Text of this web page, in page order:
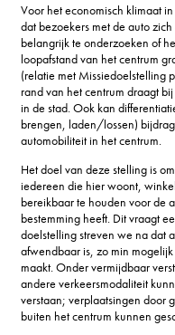
Voor het economisch klimaat
dat bezoekers met de auto
belangrijk te onderzoeken of
loopafstand van het centrum
(relatie met Missiedoelstelling
rand van het centrum draagt
in de stad. Ook kan
brengen, laden/lossen)
automobiliteit in het centrum.
Het doel van deze stelling is
iedereen die hier woont,
bereikbaar te houden voor de
bestemming heeft. Dit vraagt
doelstelling streven we na dat
afwendbaar is, zo min
maakt. Onder vermijdbaar
andere verkeersmodaliteit
verstaan; verplaatsingen door
buiten het centrum kunnen